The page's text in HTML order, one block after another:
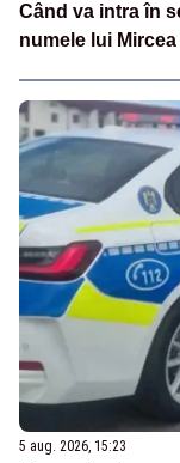
Când va intra în
numele lui
5 aug. 2026, 15:23